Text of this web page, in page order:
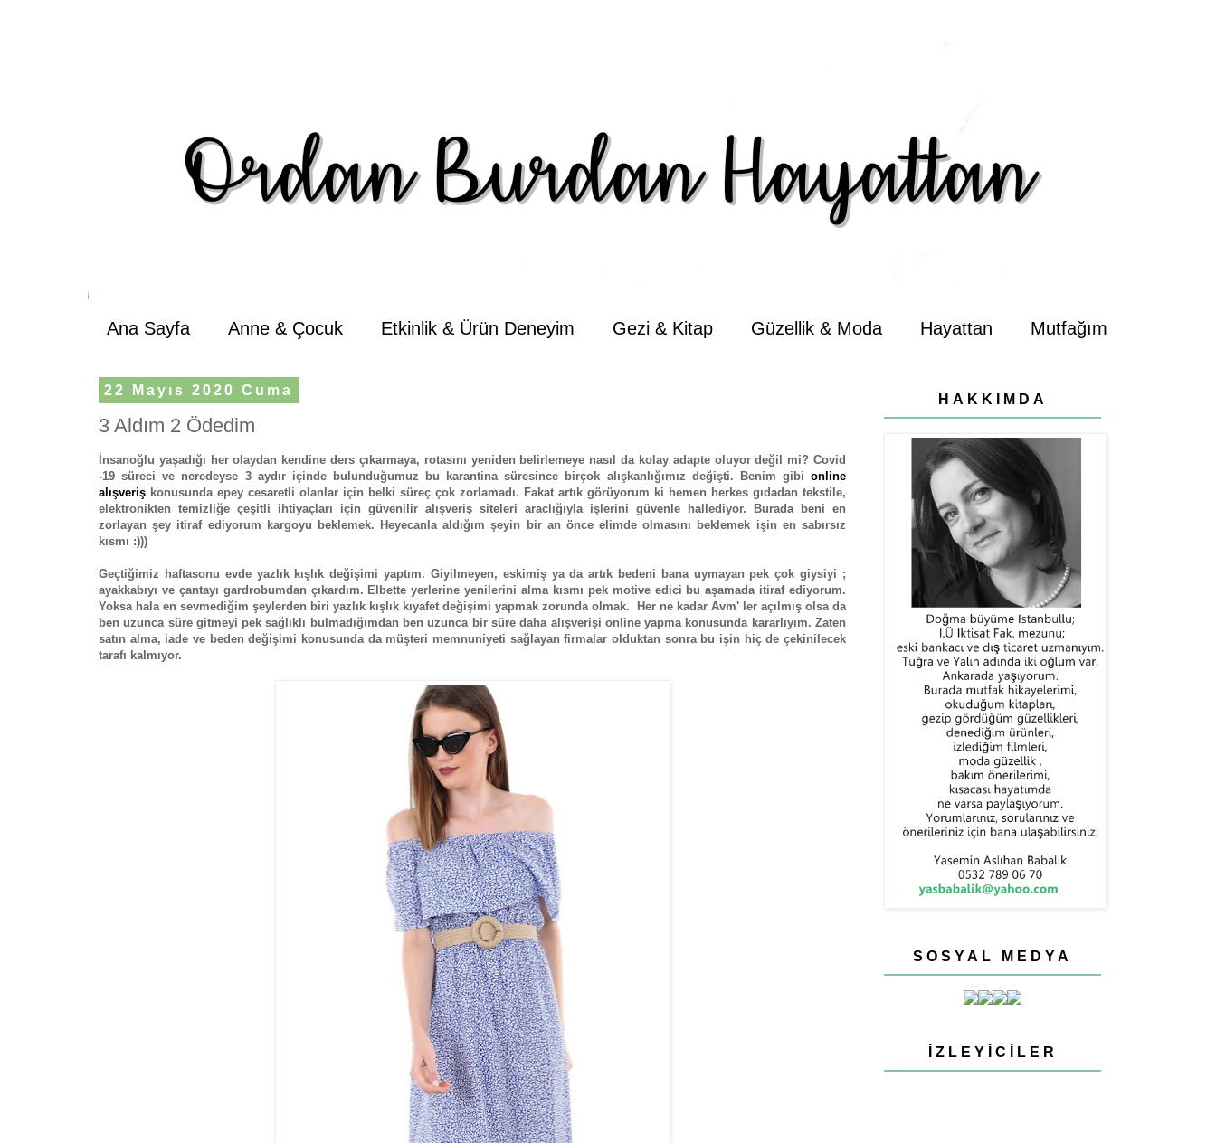
Ana Sayfa Anne & Çocuk Etkinlik & Ürün Deneyim Gezi & Kitap Güzellik & Moda Hayattan Mutfağım
22 Mayıs 2020 Cuma
3 Aldım 2 Ödedim
İnsanoğlu yaşadığı her olaydan kendine ders çıkarmaya, rotasını yeniden belirlemeye nasıl da kolay adapte oluyor değil mi? Covid
-19 süreci ve neredeyse 3 aydır içinde bulunduğumuz bu karantina süresince birçok alışkanlığımız değişti. Benim gibi online
alışveriş konusunda epey cesaretli olanlar için belki süreç çok zorlamadı. Fakat artık görüyorum ki hemen herkes gıdadan tekstile,
elektronikten temizliğe çeşitli ihtiyaçları için güvenilir alışveriş siteleri araclığıyla işlerini güvenle hallediyor. Burada beni en
zorlayan şey itiraf ediyorum kargoyu beklemek. Heyecanla aldığım şeyin bir an önce elimde olmasını beklemek işin en sabırsız
kısmı :)))
Geçtiğimiz haftasonu evde yazlık kışlık değişimi yaptım. Giyilmeyen, eskimiş ya da artık bedeni bana uymayan pek çok giysiyi ;
ayakkabıyı ve çantayı gardrobumdan çıkardım. Elbette yerlerine yenilerini alma kısmı pek motive edici bu aşamada itiraf ediyorum.
Yoksa hala en sevmediğim şeylerden biri yazlık kışlık kıyafet değişimi yapmak zorunda olmak. Her ne kadar Avm' ler açılmış olsa da
ben uzunca süre gitmeyi pek sağlıklı bulmadığımdan ben uzunca bir süre daha alışverişi online yapma konusunda kararlıyım. Zaten
satın alma, iade ve beden değişimi konusunda da müşteri memnuniyeti sağlayan firmalar olduktan sonra bu işin hiç de çekinilecek
tarafı kalmıyor.
HAKKIMDA
SOSYAL MEDYA
İZLEYICILER